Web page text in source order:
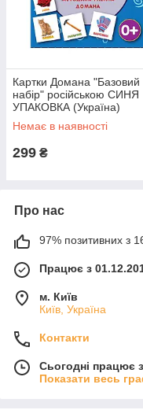
Картки Домана "Базовий
набір" російською СИНЯ
УПАКОВКА (Україна)
Немає в наявності
299 ₴
Про нас
97% позитивних з
Працює з
м. Київ
Київ, Україна
Контакти
Сьогодні працює
Показати весь